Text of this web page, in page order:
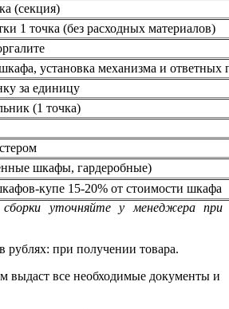
(секция)
1 точка (без расходных материалов)
установка механизма и ответных
за единицу
(1 точка)
шкафы, гардеробные)
купе 15-20% от стоимости шкафа
уточняйте у менеджера при
рублях: при получении товара.
выдаст все необходимые документы и